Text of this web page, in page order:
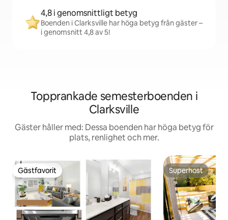
4,8 i genomsnittligt betyg
Boenden i Clarksville har höga betyg från gäster –
i genomsnitt 4,8 av 5!
Topprankade semesterboenden i
Clarksville
Gäster håller med: Dessa boenden har höga betyg för
plats, renlighet och mer.
Gästfavorit
Gästfavorit Superhost
Superhost